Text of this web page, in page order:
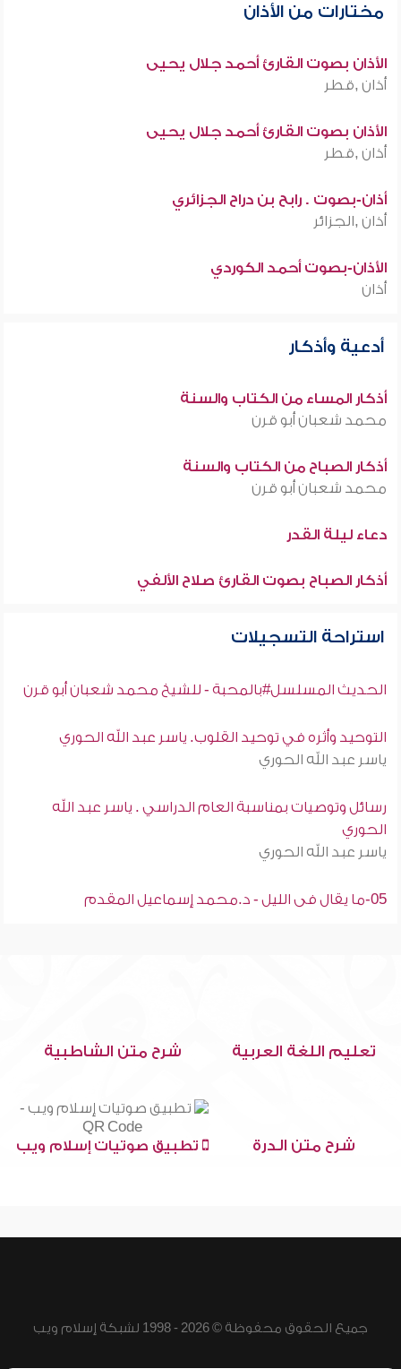
مختارات من الأذان
الأذان بصوت القارئ أحمد جلال يحيى
أذان ,قطر
الأذان بصوت القارئ أحمد جلال يحيى
أذان ,قطر
أذان-بصوت . رابح بن دراح الجزائري
أذان ,الجزائر
الأذان-بصوت أحمد الكوردي
أذان
أدعية وأذكار
أذكار المساء من الكتاب والسنة
محمد شعبان أبو قرن
أذكار الصباح من الكتاب والسنة
محمد شعبان أبو قرن
دعاء ليلة القدر
أذكار الصباح بصوت القارئ صلاح الألفي
استراحة التسجيلات
الحديث المسلسل#بالمحبة - للشيخ محمد شعبان أبو قرن
التوحيد وأثره في توحيد القلوب. ياسر عبد الله الحوري
ياسر عبد الله الحوري
رسائل وتوصيات بمناسبة العام الدراسي . ياسر عبد الله
الحوري
ياسر عبد الله الحوري
05-ما يقال فى الليل - د.محمد إسماعيل المقدم
تعليم اللغة العربية شرح متن الشاطبية
شرح متن الدرة تطبيق صوتيات إسلام ويب
جميع الحقوق محفوظة © 2026 - 1998 لشبكة إسلام ويب